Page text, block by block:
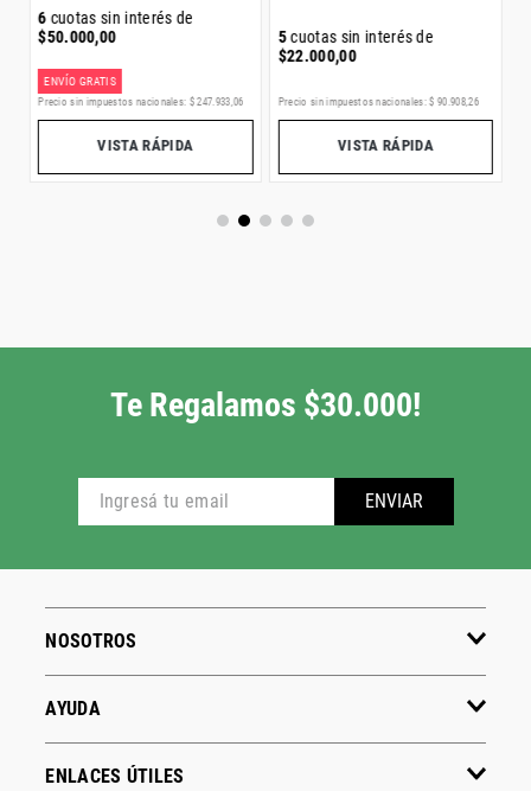
6 cuotas sin interés de
$50.000,00
ENVÍO GRATIS
Precio sin impuestos nacionales: $ 247 933 06
VISTA RÁPIDA
5cuotas sin interés de
$22.000,00
Precio sin impuestos nacionales: $ 90 908,26
VISTA RÁPIDA
Te Regalamos $30.000!
ENVIAR
NOSOTROS
AYUDA
ENLACES ÚTILES